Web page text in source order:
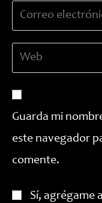
usuario
para
de
para
comentar
(opcional)
Guarda mi
este navegador
comente.
Sí, agrégame